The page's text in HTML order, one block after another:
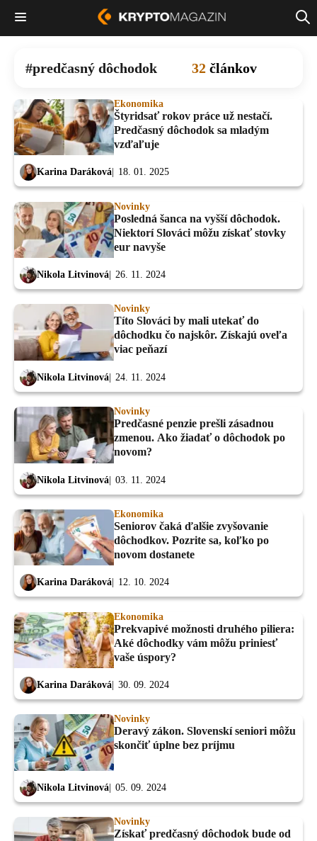
predčasný dôchodok 32 článkov
Ekonomika
Štyridsať rokov práce už nestačí.
Predčasný dôchodok sa mladým
vzďaľuje
Karina Daráková 18. 01. 2025
Novinky
Posledná šanca na vyšší dôchodok.
Niektorí Slováci môžu získať stovky
eur navyše
Nikola Litvinová 26. 11. 2024
Novinky
Títo Slováci by mali utekať do
dôchodku čo najskôr. Získajú oveľa
viac peňazí
Nikola Litvinová 24. 11. 2024
Novinky
Predčasné penzie prešli zásadnou
zmenou. Ako žiadať o dôchodok po
novom?
Nikola Litvinová 03. 11. 2024
Ekonomika
Seniorov čaká ďalšie zvyšovanie
dôchodkov. Pozrite sa, koľko po
novom dostanete
Karina Daráková 12. 10. 2024
Ekonomika
Prekvapivé možnosti druhého piliera:
Aké dôchodky vám môžu priniesť
vaše úspory?
Karina Daráková 30. 09. 2024
Novinky
Deravý zákon. Slovenskí seniori môžu
skončiť úplne bez príjmu
Nikola Litvinová 05. 09. 2024
Novinky
Získať predčasný dôchodok bude od